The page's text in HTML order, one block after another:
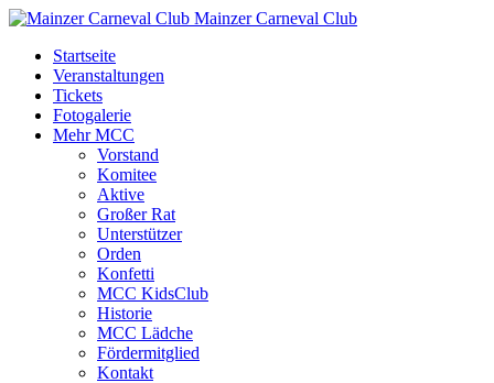
Mainzer Carneval Club
Startseite
Veranstaltungen
Tickets
Fotogalerie
Mehr MCC
Vorstand
Komitee
Aktive
Großer Rat
Unterstützer
Orden
Konfetti
MCC KidsClub
Historie
MCC Lädche
Fördermitglied
Kontakt